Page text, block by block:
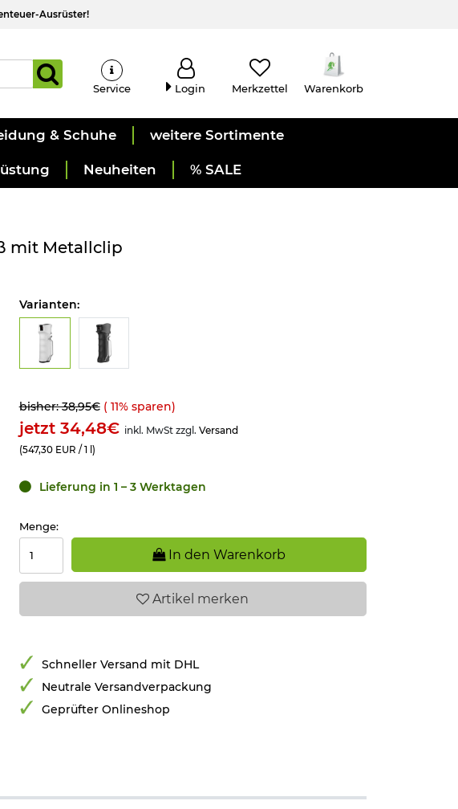
Ausrüster!
Service Login Merkzettel Warenkorb
& Schuhe weitere Sortimente
Neuheiten % SALE
mit Metallclip
Varianten:
bisher: 38,95€ ( 11% sparen)
jetzt 34,48€ inkl. MwSt zzgl. Versand
(547,30 EUR / 1 l)
Lieferung in 1 – 3 Werktagen
Menge:
In den Warenkorb
Artikel merken
Schneller Versand mit DHL
Neutrale Versandverpackung
Geprüfter Onlineshop